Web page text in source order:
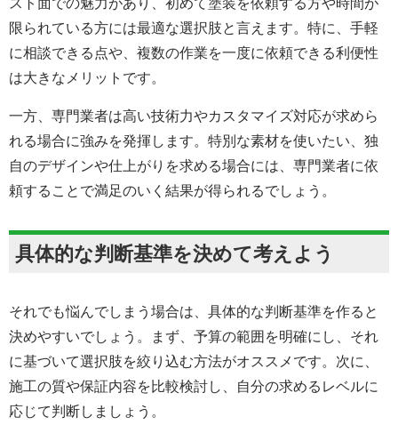
スト面での魅力があり、初めて塗装を依頼する方や時間が
限られている方には最適な選択肢と言えます。特に、手軽
に相談できる点や、複数の作業を一度に依頼できる利便性
は大きなメリットです。
一方、専門業者は高い技術力やカスタマイズ対応が求めら
れる場合に強みを発揮します。特別な素材を使いたい、独
自のデザインや仕上がりを求める場合には、専門業者に依
頼することで満足のいく結果が得られるでしょう。
具体的な判断基準を決めて考えよう
それでも悩んでしまう場合は、具体的な判断基準を作ると
決めやすいでしょう。まず、予算の範囲を明確にし、それ
に基づいて選択肢を絞り込む方法がオススメです。次に、
施工の質や保証内容を比較検討し、自分の求めるレベルに
応じて判断しましょう。